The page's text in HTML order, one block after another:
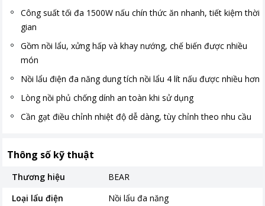
Công suất tối đa 1500W nấu chín thức ăn nhanh, tiết kiệm thời
gian
Gồm nồi lẩu, xửng hấp và khay nướng, chế biến được nhiều
món
Nồi lẩu điện đa năng dung tích nồi lẩu 4 lít nấu được nhiều hơn
Lòng nồi phủ chống dính an toàn khi sử dụng
Cần gạt điều chỉnh nhiệt độ dễ dàng, tùy chỉnh theo nhu cầu
Thông số kỹ thuật
Thương hiệu
BEAR
Loại lẩu điện
Nồi lẩu đa năng